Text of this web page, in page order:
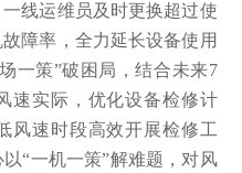
线运维员及时更换超过使
障率，全力延长设备使用
一策”破困局，结合未来7
速实际，优化设备检修计
风速时段高效开展检修工
“一机一策”解难题，对风